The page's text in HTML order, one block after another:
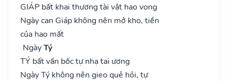
GIÁP bất khai thương tài vật hao vong
Ngày can Giáp không nên mở kho, tiền
của hao mất
NgàyTý
TÝ bất vấn bốc tự nhạ tai ương
Ngày Tý không nên gieo quẻ hỏi, tự